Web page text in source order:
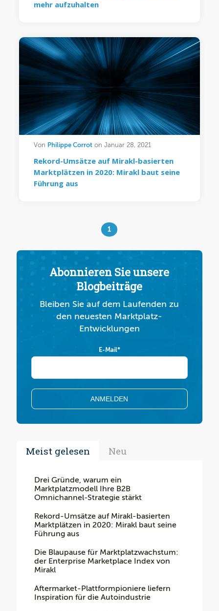
mehr aufzuhalten
Von Philippe Corroton Januar 28, 2021
Rekord-Umsätze auf Mirakl-basierten
Marktplätzen in 2020: Mirakl baut seine
Führung aus
1
Abonnieren Sie unsere
Blogbeiträge
Bleiben Sie auf dem Laufenden zu
den neuesten Marktplatz-
Entwicklungen
E-Mail*
Meist gelesen Neu
Drei Gründe, warum ein
Marktplatzmodell Ihre B2B
Omnichannel-Strategie stärkt
Rekord-Umsätze auf Mirakl-basierten
Marktplätzen in 2020: Mirakl baut seine
Führung aus
Die Blaupause für Marktplatzwachstum:
der Enterprise Marketplace Index von
Mirakl
Aftermarket-Plattformpioniere liefern
Inspiration für die Autoindustrie